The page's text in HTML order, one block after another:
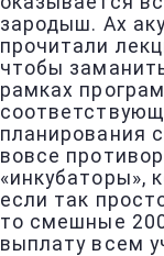
зародыш. Ах
прочитали
чтобы
рамках
планирования
вовсе
«инкубаторы»,
если так
то смешные
выплату всем